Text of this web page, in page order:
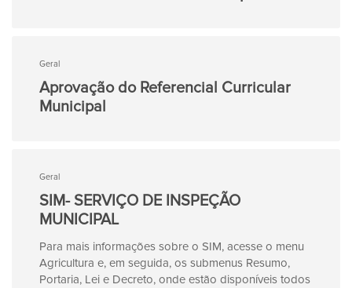
Geral
Aprovação do Referencial Curricular
Municipal
Geral
SIM- SERVIÇO DE INSPEÇÃO
MUNICIPAL
Para mais informações sobre o SIM, acesse o menu
Agricultura e, em seguida, os submenus Resumo,
Portaria, Lei e Decreto, onde estão disponíveis todos